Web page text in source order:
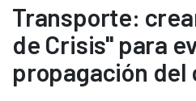
Transporte:
de Crisis" para
propagación del